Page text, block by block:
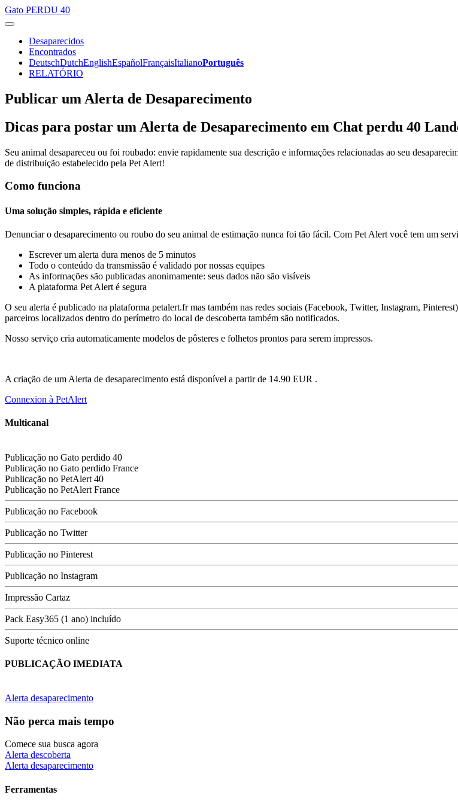
Gato PERDU 40
Desaparecidos
Encontrados
DeutschDutchEnglishEspañolFrançaisItalianoPortuguês
RELATÓRIO
Publicar um Alerta de Desaparecimento
Dicas para postar um Alerta de Desaparecimento em Chat perdu 40
Seu animal desapareceu ou foi roubado: envie rapidamente sua descrição e informações relacionadas ao seu
de distribuição estabelecido pela Pet Alert!
Como funciona
Uma solução simples, rápida e eficiente
Denunciar o desaparecimento ou roubo do seu animal de estimação nunca foi tão fácil. Com Pet Alert você tem um
Escrever um alerta dura menos de 5 minutos
Todo o conteúdo da transmissão é validado por nossas equipes
As informações são publicadas anonimamente: seus dados não são visíveis
A plataforma Pet Alert é segura
O seu alerta é publicado na plataforma petalert.fr mas também nas redes sociais (Facebook, Twitter, Instagram,
parceiros localizados dentro do perímetro do local de descoberta também são notificados.
Nosso serviço cria automaticamente modelos de pôsteres e folhetos prontos para serem impressos.
A criação de um Alerta de desaparecimento está disponível a partir de 14.90 EUR .
Connexion à PetAlert
Multicanal
Publicação no Gato perdido 40
Publicação no Gato perdido France
Publicação no PetAlert 40
Publicação no PetAlert France
Publicação no Facebook
Publicação no Twitter
Publicação no Pinterest
Publicação no Instagram
Impressão Cartaz
Pack Easy365 (1 ano) incluído
Suporte técnico online
PUBLICAÇÃO IMEDIATA
Alerta desaparecimento
Não perca mais tempo
Comece sua busca agora
Alerta descoberta
Alerta desaparecimento
Ferramentas